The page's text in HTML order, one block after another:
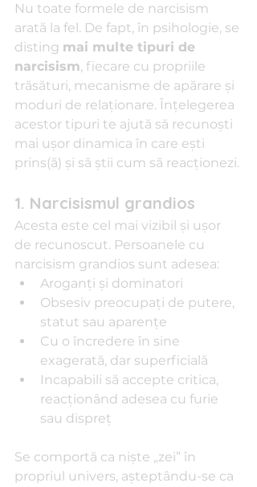
Nu toate formele de narcisism
arată la fel. De fapt, în psihologie, se
disting mai multe tipuri de
narcisism, fiecare cu propriile
trăsături, mecanisme de apărare și
moduri de relaționare. Înțelegerea
acestor tipuri te ajută să recunoști
mai ușor dinamica în care ești
prins(ă) și să știi cum să reacționezi.
1. Narcisismul grandios
Acesta este cel mai vizibil și ușor
de recunoscut. Persoanele cu
narcisism grandios sunt adesea:
Aroganți și dominatori
Obsesiv preocupați de putere,
statut sau aparențe
Cu o încredere în sine
exagerată, dar superficială
Incapabili să accepte critica,
reacționând adesea cu furie
sau dispreț
Se comportă ca niște „zei” în
propriul univers, așteptându-se ca